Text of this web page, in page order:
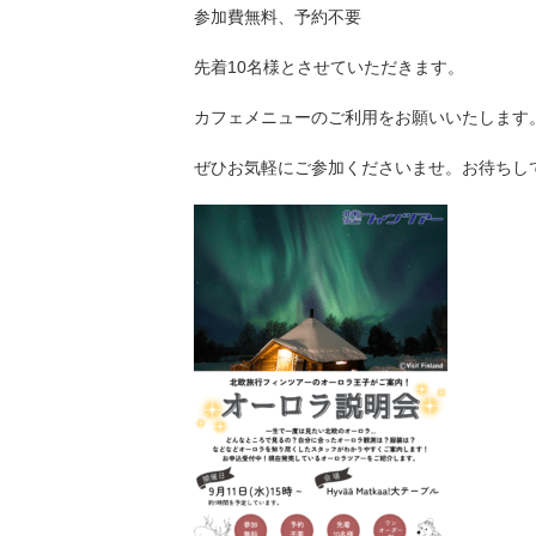
参加費無料、予約不要
先着10名様とさせていただきます。
カフェメニューのご利用をお願いいたします。
ぜひお気軽にご参加くださいませ。お待ちし